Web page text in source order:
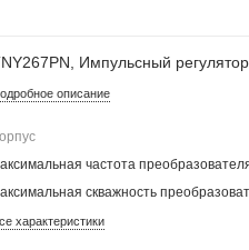
Импульсный
описание
частота
скважность
характеристики